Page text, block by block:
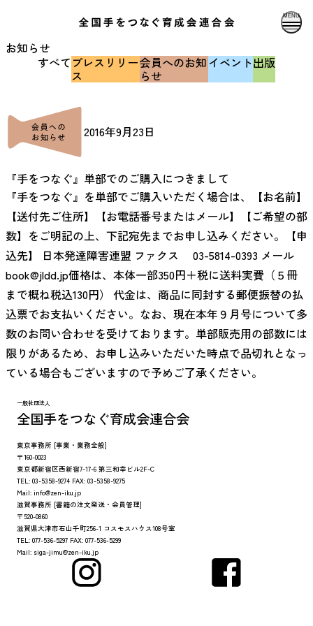
MENU
お知らせ
すべて プレスリリー
ス
会員へのお知
らせ
イベント出版
2016年9月23日
『手をつなぐ』単部でのご購入につきまして
『手をつなぐ』を単部でご購入いただく場合は、【お名前】
【送付先ご住所】【お電話番号またはメール】【ご希望の部
数】をご明記の上、下記宛先までお申し込みください。【申
込先】 日本発達障害連盟 ファクス 03-5814-0393 メール
book@jldd.jp価格は、本体一部350円＋税に送料実費（５冊
まで概ね税込130円） 代金は、商品に同封する郵便振替の払
込票でお支払いください。なお、現在本年９月号について多
数のお問い合わせを受けております。単部販売用の部数には
限りがあるため、お申し込みいただいた時点で品切れとなっ
ている場合もございますので予めご了承ください。
一般社団法人
全国手をつなぐ育成会連合会
東京事務所 [事業・業務全般]
〒160-0023
東京都新宿区西新宿7-17-6 第三和幸ビル2F-C
TEL: 03-5358-9274 FAX: 03-5358-9275
Mail: info@zen-iku.jp
滋賀事務所 [書籍の注文発送・会員管理]
〒520-0860
滋賀県大津市石山千町256-1 コスモスハウス108号室
TEL: 077-536-5297 FAX: 077-536-5299
Mail: siga-jimu@zen-iku.jp